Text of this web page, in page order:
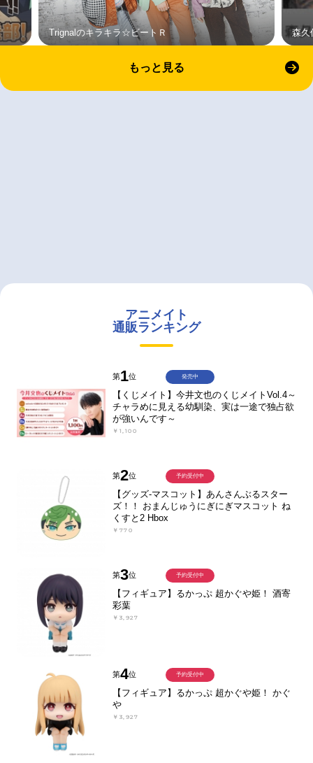
Trignalのキラキラ☆ビートＲ 森久
もっと見る
アニメイト
通販ランキング
第1位
【くじメイト】今井文也のくじメイトVol.4～
チャラめに見える幼馴染、実は一途で独占欲
が強いんです～
￥1,100
発売中
第2位
【グッズ-マスコット】あんさんぶるスター
ズ！！ おまんじゅうにぎにぎマスコット ね
くすと2 Hbox
￥770
予約受付中
第3位
【フィギュア】るかっぷ 超かぐや姫！ 酒寄
彩葉
￥3,927
予約受付中
第4位
【フィギュア】るかっぷ 超かぐや姫！ かぐ
や
￥3,927
予約受付中